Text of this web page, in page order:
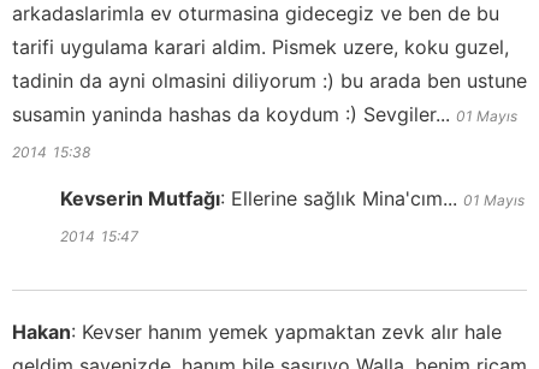
arkadaslarimla ev oturmasina gidecegiz ve ben de bu
tarifi uygulama karari aldim. Pismek uzere, koku guzel,
tadinin da ayni olmasini diliyorum :) bu arada ben ustune
susamin yaninda hashas da koydum :) Sevgiler... 01 Mayıs
2014 15:38
Kevserin Mutfağı: Ellerine sağlık Mina'cım... 01 Mayıs
2014 15:47
Hakan: Kevser hanım yemek yapmaktan zevk alır hale